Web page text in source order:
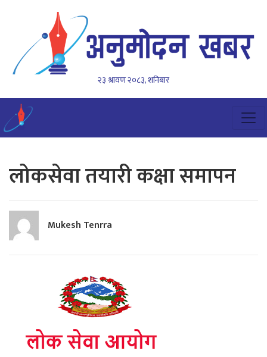
२३ श्रावण २०८३, शनिबार
लोकसेवा तयारी कक्षा समापन
Mukesh Tenrra